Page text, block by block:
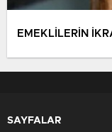
EMEKLİLERİN
SAYFALAR